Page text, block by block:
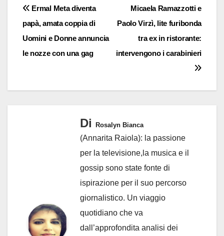
Navigazione
articoli
Micaela Ramazzotti e
Paolo Virzì, lite furibonda
tra ex in ristorante:
intervengono i carabinieri
Ermal Meta diventa
papà, amata coppia di
Uomini e Donne annuncia
le nozze con una gag
Di Rosalyn Bianca
(Annarita Raiola): la passione
per la televisione,la musica e il
gossip sono state fonte di
ispirazione per il suo percorso
giornalistico. Un viaggio
quotidiano che va
dall’approfondita analisi dei